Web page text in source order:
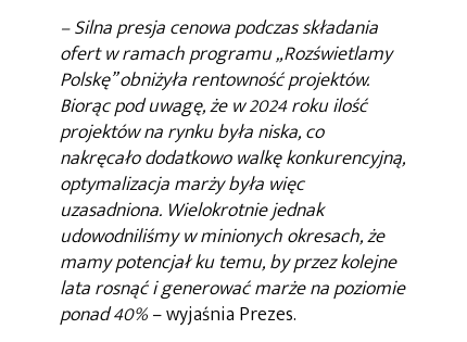
– Silna presja cenowa podczas składania
ofert w ramach programu „Rozświetlamy
Polskę” obniżyła rentowność projektów.
Biorąc pod uwagę, że w 2024 roku ilość
projektów na rynku była niska, co
nakręcało dodatkowo walkę konkurencyjną,
optymalizacja marży była więc
uzasadniona. Wielokrotnie jednak
udowodniliśmy w minionych okresach, że
mamy potencjał ku temu, by przez kolejne
lata rosnąć i generować marże na poziomie
ponad 40%– wyjaśnia Prezes.